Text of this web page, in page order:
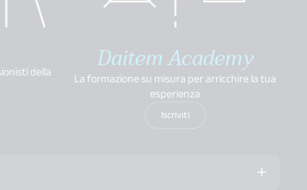
della Daitem Academy
La formazione su misura per arricchire la tua
esperienza
Iscriviti